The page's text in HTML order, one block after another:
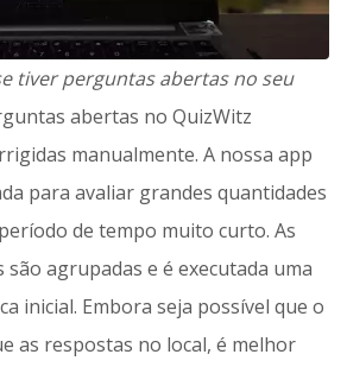
tiver perguntas abertas no seu
abertas no QuizWitz
manualmente. A nossa app
para avaliar grandes quantidades
de tempo muito curto. As
agrupadas e é executada uma
inicial. Embora seja possível que o
as respostas no local, é melhor